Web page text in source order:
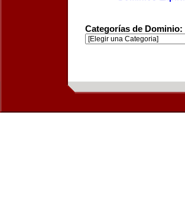
Categorías de Dominio: